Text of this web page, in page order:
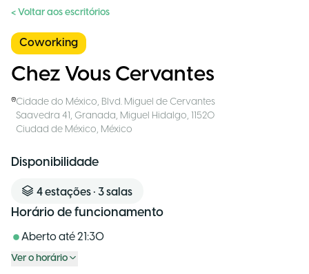
< Voltar aos escritórios
Coworking
Chez Vous Cervantes
Cidade do México, Blvd. Miguel de Cervantes
Saavedra 41, Granada, Miguel Hidalgo, 11520
Ciudad de México, México
Disponibilidade
4estações • 3salas
Horário de funcionamento
Aberto até21:30
Ver o horário